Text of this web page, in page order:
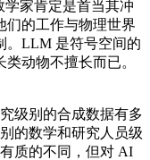
学家肯定是首当其冲
们的工作与物理世界
。LLM 是符号空间的
动物不擅长而已。
级别的合成数据有多
的数学和研究人员级
质的不同，但对 AI